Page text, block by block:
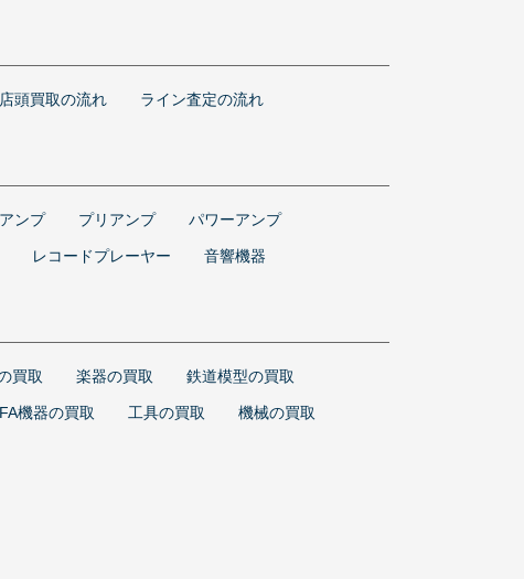
店頭買取の流れ ライン査定の流れ
ンプ プリアンプ パワーアンプ
レコードプレーヤー 音響機器
買取 楽器の買取 鉄道模型の買取
FA機器の買取 工具の買取 機械の買取